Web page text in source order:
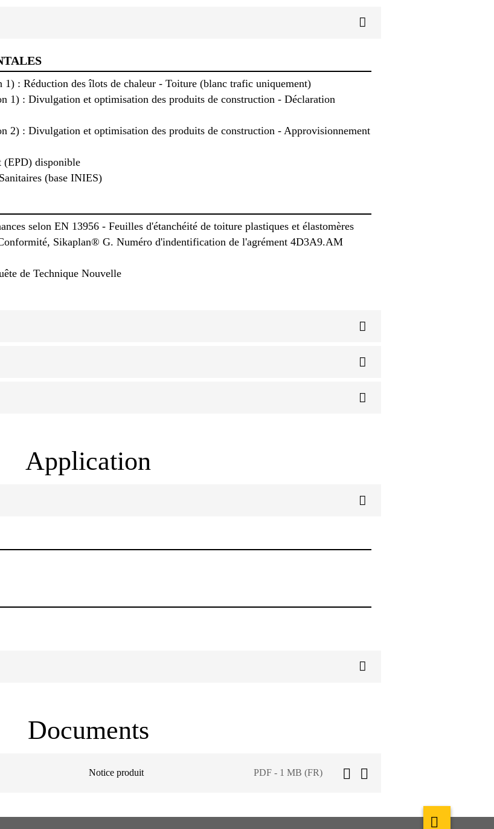
: Réduction des îlots de chaleur - Toiture (blanc trafic uniquement)
1) : Divulgation et optimisation des produits de construction - Déclaration
2) : Divulgation et optimisation des produits de construction - Approvisionnement
(EPD) disponible
(base INIES)
selon EN 13956 - Feuilles d'étanchéité de toiture plastiques et élastomères
Sikaplan® G. Numéro d'indentification de l'agrément 4D3A9.AM
de Technique Nouvelle
Application
Documents
Notice produit PDF - 1 MB (FR)